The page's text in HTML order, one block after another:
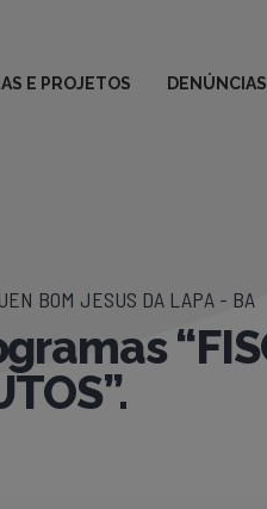
E PROJETOS DENÚNCIAS
UEN BOM JESUS DA LAPA - BA